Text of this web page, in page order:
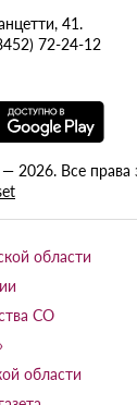
41.
72-24-12
2026. Все
области
СО
области